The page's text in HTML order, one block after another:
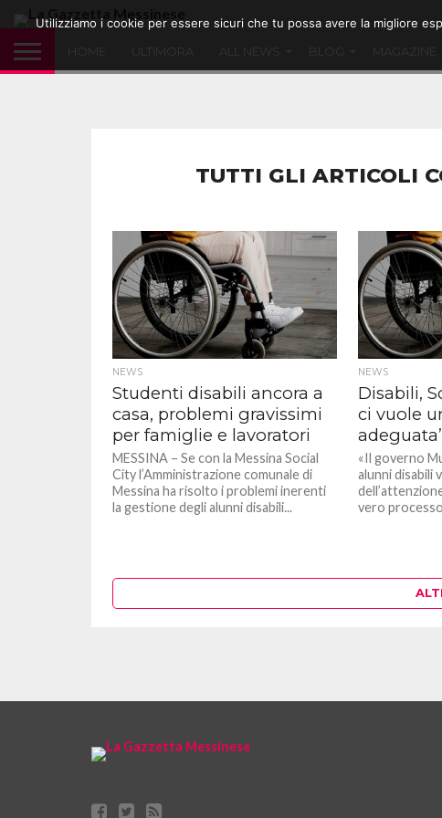
HOME ULTIMORA ALL NEWS BLOG MAGAZINE
TUTTI GLI ARTICOLI
NEWS
Studenti disabili ancora a
casa, problemi gravissimi
per famiglie e lavoratori
MESSINA – Se con la Messina Social
City l’Amministrazione comunale di
Messina ha risolto i problemi inerenti
la gestione degli alunni disabili...
NEWS
Disabili,
ci vuole
«Il governo
alunni disabili
vero
Utilizziamo i cookie per essere sicuri che tu possa avere la migliore